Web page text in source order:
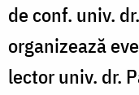
de conf. univ.
organizează
lector univ. dr.